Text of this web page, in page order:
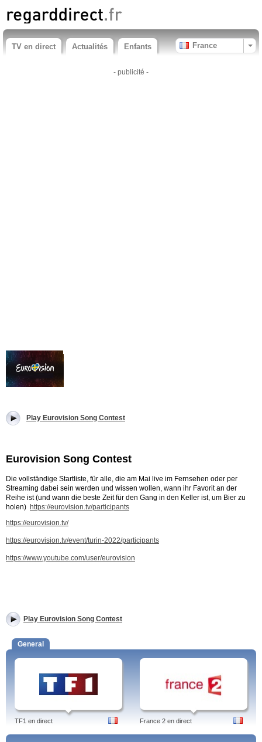
TV en direct Actualités Enfants France
- publicité -
Play Eurovision Song Contest
Eurovision Song Contest
Die vollständige Startliste, für alle, die am Mai live im Fernsehen oder per
Streaming dabei sein werden und wissen wollen, wann ihr Favorit an der
Reihe ist (und wann die beste Zeit für den Gang in den Keller ist, um Bier zu
holen) https://eurovision.tv/participants
https://eurovision.tv/
https://eurovision.tv/event/turin-2022/participants
https://www.youtube.com/user/eurovision
Play Eurovision Song Contest
General
TF1 en direct France 2 en direct